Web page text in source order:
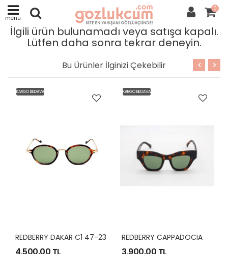
menü
0
İlgili ürün bulunamadı veya satışa kapalı.
Lütfen daha sonra tekrar deneyin.
Bu Ürünler İlginizi Çekebilir
KARGO BEDAVA
REDBERRY DAKAR C1 47-23
4,500.00 TL
KARGO BEDAVA
3,900.00 TL